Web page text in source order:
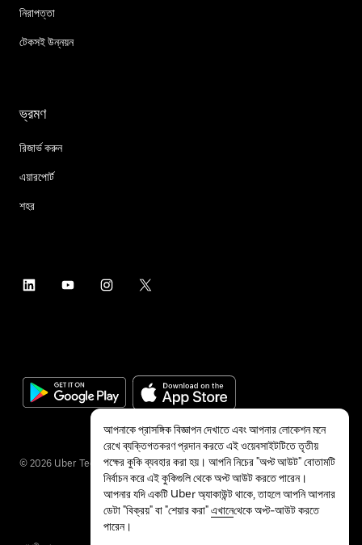
নিরাপত্তা
টেকসই উন্নয়ন
ভ্রমণ
রিজার্ভ করুন
এয়ারপোর্ট
শহর
© 2026 Uber Technologies Inc.
আপনাকে প্রাসঙ্গিক বিজ্ঞাপন দেখাতে এবং আপনার লোকেশন মনে
রেখে ব্যক্তিগতকরণ প্রদান করতে এই ওয়েবসাইটটিতে তৃতীয়
পক্ষের কুকি ব্যবহার করা হয়। আপনি নিচের "অপ্ট আউট" বোতামটি
নির্বাচন করে এই কুকিগুলি থেকে অপ্ট আউট করতে পারেন।
আপনার যদি একটি Uber অ্যাকাউন্ট থাকে, তাহলে আপনি আপনার
ডেটা "বিক্রয়" বা "শেয়ার করা"এখানেথেকে অপ্ট-আউট করতে
পারেন।